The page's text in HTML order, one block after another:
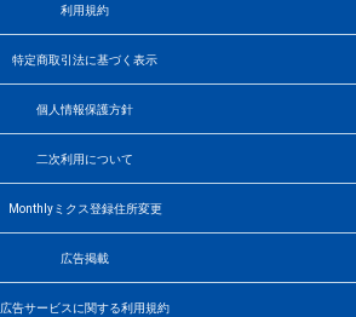
利用規約
特定商取引法に基づく表示
個人情報保護方針
二次利用について
Monthlyミクス登録住所変更
広告掲載
広告サービスに関する利用規約